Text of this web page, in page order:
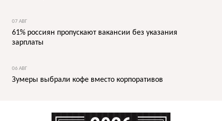
07 АВГ
61% россиян пропускают вакансии без указания
зарплаты
06 АВГ
Зумеры выбрали кофе вместо корпоративов